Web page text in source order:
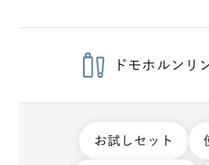
ドモホルンリ
お試しセット